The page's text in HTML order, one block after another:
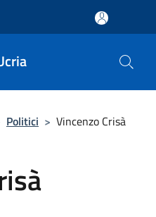
Politici > Vincenzo Crisà